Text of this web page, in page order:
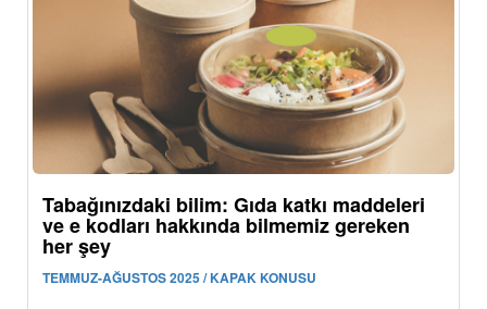
Tabağınızdaki bilim: Gıda katkı maddeleri
ve e kodları hakkında bilmemiz gereken
her şey
TEMMUZ-AĞUSTOS 2025 / KAPAK KONUSU